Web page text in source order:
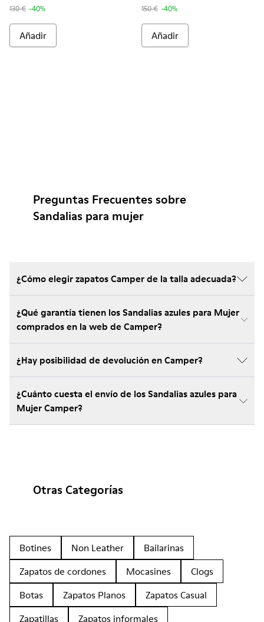
130 € -40%
Añadir
150 € -40%
Añadir
Preguntas Frecuentes sobre
Sandalias para mujer
¿Cómo elegir zapatos Camper de la talla adecuada?
¿Qué garantía tienen los Sandalias azules para Mujer
comprados en la web de Camper?
¿Hay posibilidad de devolución en Camper?
¿Cuánto cuesta el envío de los Sandalias azules para
Mujer Camper?
Otras Categorías
Botines Non Leather
Bailarinas
Zapatos de cordones
Mocasines
Clogs
Botas
Zapatos Planos
Zapatos Casual
Zapatillas
Zapatos informales